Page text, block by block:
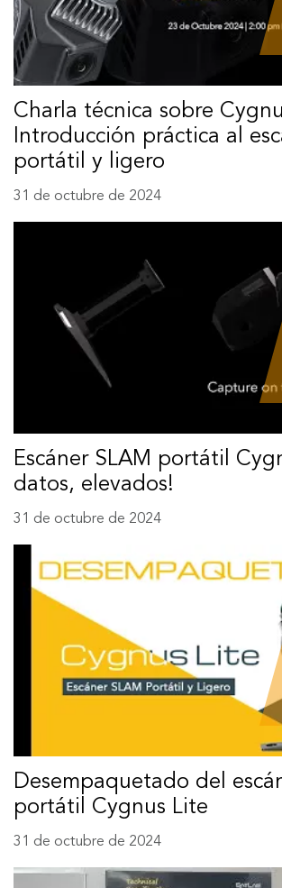
Charla técnica sobre
Introducción práctica al
portátil y ligero
31 de octubre de 2024
Escáner SLAM portátil
datos, elevados!
31 de octubre de 2024
Desempaquetado del
portátil Cygnus Lite
31 de octubre de 2024